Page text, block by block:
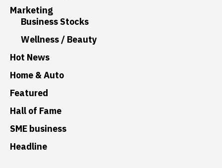
Marketing
Business Stocks
Wellness / Beauty
Hot News
Home & Auto
Featured
Hall of Fame
SME business
Headline